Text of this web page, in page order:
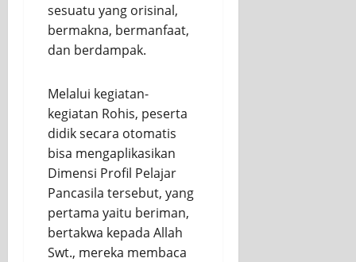
sesuatu yang orisinal,
bermakna, bermanfaat,
dan berdampak.
Melalui kegiatan-
kegiatan Rohis, peserta
didik secara otomatis
bisa mengaplikasikan
Dimensi Profil Pelajar
Pancasila tersebut, yang
pertama yaitu beriman,
bertakwa kepada Allah
Swt., mereka membaca